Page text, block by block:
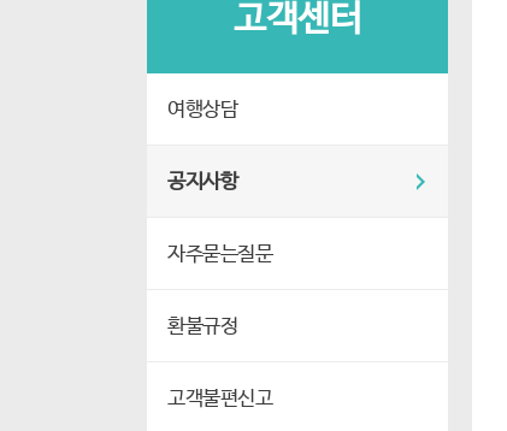
고객센터
여행상담
공지사항
자주묻는질문
환불규정
고객불편신고